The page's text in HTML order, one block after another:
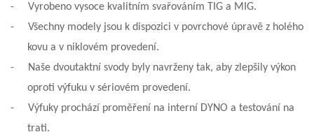
-
Vyrobeno vysoce kvalitním svařováním TIG a MIG.
-
Všechny modely jsou k dispozici v povrchové úpravě z holého
kovu a v niklovém provedení.
-
Naše dvoutaktní svody byly navrženy tak, aby zlepšily výkon
oproti výfuku v sériovém provedení.
-
Výfuky prochází proměření na interní DYNO a testování na
trati.